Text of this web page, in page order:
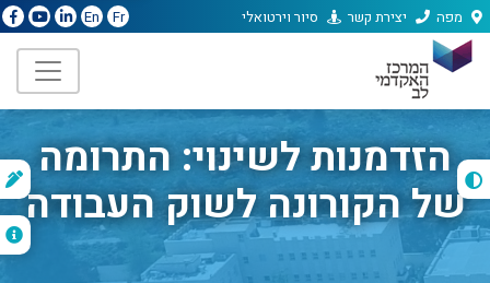
מפה יצירת קשר סיור וירטואלי Fr
En
הזדמנות לשינוי: התרומה
של הקורונה לשוק העבודה